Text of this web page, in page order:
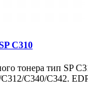
C310
тонера тип SP
C340/C342.